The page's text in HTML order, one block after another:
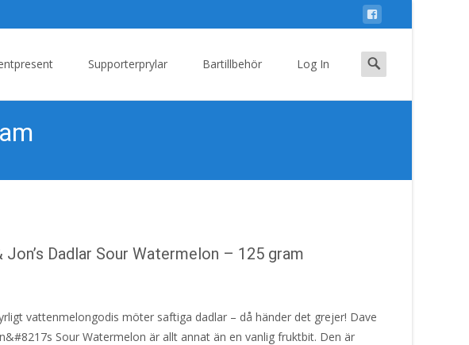
Supporterprylar Bartillbehör Log In
Search
for:
Jon’s Dadlar Sour Watermelon – 125 gram
vattenmelongodis möter saftiga dadlar – då händer det grejer! Dave
Sour Watermelon är allt annat än en vanlig fruktbit. Den är